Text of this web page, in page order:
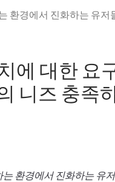
환경에서 진화하는 유저
에 대한 요
니즈 충족
환경에서 진화하는 유